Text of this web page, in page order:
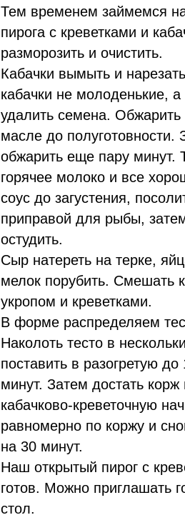
Тем временем займемся
пирога с креветками и
разморозить и очистить.
Кабачки вымыть и
кабачки не молоденькие,
удалить семена. Обжарить
масле до полуготовности.
обжарить еще пару минут.
горячее молоко и все
соус до загустения,
приправой для рыбы,
остудить.
Сыр натереть на терке,
мелок порубить. Смешать
укропом и креветками.
В форме распределяем
Наколоть тесто в
поставить в разогретую
минут. Затем достать
кабачково-креветочную
равномерно по коржу и
на 30 минут.
Наш открытый пирог с
готов. Можно приглашать
стол.